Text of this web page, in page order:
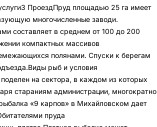
ПроездПруд площадью 25 га имеет
многочисленные заводи.
составляет в среднем от 100 до 200
компактных массивов
полянами. Спуски к берегам
рыб и условия
на сектора, в каждом из которых
стараниям администрации, многократно
«9 карпов» в Михайловском дает
пруда